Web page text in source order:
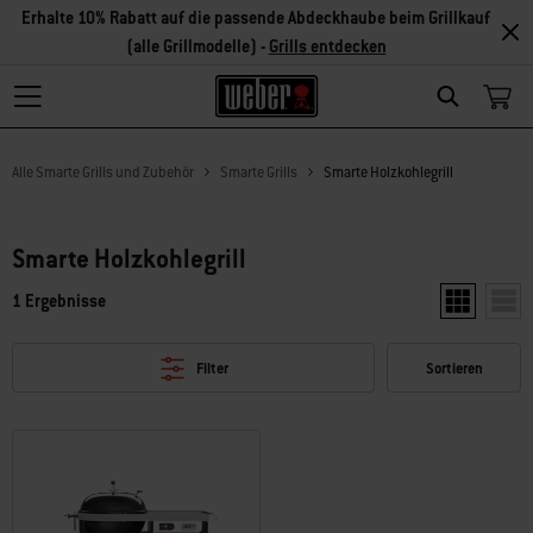
Search
Erhalte 10% Rabatt auf die passende Abdeckhaube beim Grillkauf
(alle Grillmodelle) - Grills entdecken
Alle Smarte Grills und Zubehör Smarte Grills Smarte Holzkohlegrill
Smarte Holzkohlegrill
1 Ergebnisse Zwei
Filter Sortieren